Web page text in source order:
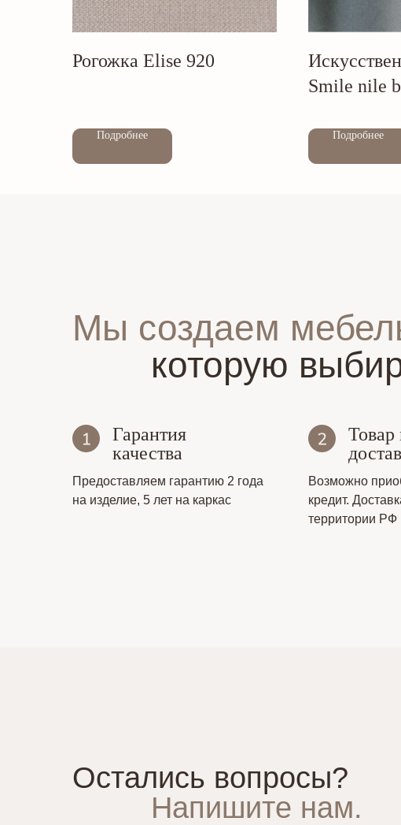
Рогожка Elise 920
Подробнее
Smile nile
Подробнее
Мы создаем
которую
Гарантия
качества
Предоставляем гарантию 2 года
на изделие, 5 лет на каркас
Товар
Возможно
кредит.
территории РФ
Остались вопросы?
Напишите нам.